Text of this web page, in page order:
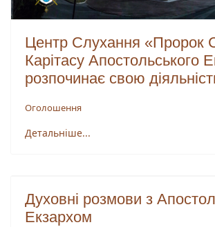
Центр Слухання «Пророк
Карітасу Апостольського
розпочинає свою
Оголошення
Детальніше...
Духовні розмови з
Екзархом